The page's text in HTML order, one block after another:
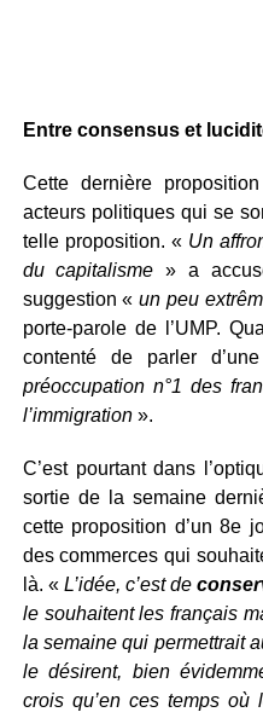
Entre consensus et
Cette dernière
acteurs politiques qui se
telle proposition. « Un
du capitalisme » a
suggestion «un peu
porte-parole de l’UMP.
contenté de parler
préoccupation n°1 des
l’immigration».
C’est pourtant dans
sortie de la semaine
cette proposition d’un 8e
des commerces qui
là. « L’idée, c’est de
le souhaitent les français
la semaine qui permettrait
le désirent, bien
crois qu’en ces temps